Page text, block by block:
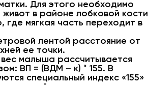
Для этого необходимо
в районе лобковой кости
где мягкая часть переходит в
лентой расстояние от
ее точки.
малыша рассчитывается
ВП = (ВДМ – к) * 155. В
специальный индекс «155»